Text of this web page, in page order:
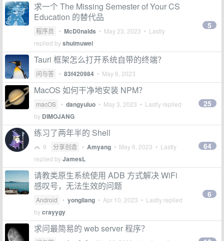
求一个 The Missing Semester of Your CS
Education 的替代品
程序员 • McD0nalds • May 23, 2023 • Lastly
replied byshuimuwei
5
Tauri 框架怎么打开系统自带的终端？
问与答 • 83f420984 • May 6, 2023
MacOS 如何干净地安装 NPM？
macOS • dangyuluo • May 3, 2023 • Lastly replied
by DIMOJANG
25
练习了两年半的 Shell
9 分享创造 • Amyang • May 6, 2023 • Lastly
replied byJamesL
64
请教类原生系统使用 ADB 方式解决 WiFi
感叹号，无法生效的问题
Android • yongliang • Apr 10, 2023 • Lastly replied
bycrayygy
6
求问最简易的 web server 程序？